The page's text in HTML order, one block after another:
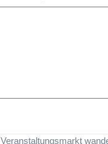
Veranstaltungsmarkt